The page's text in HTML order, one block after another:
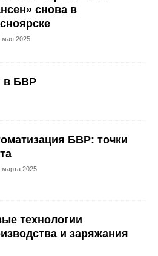
снова в
мая 2025
в БВР
БВР: точки
марта 2025
технологии
и заряжания